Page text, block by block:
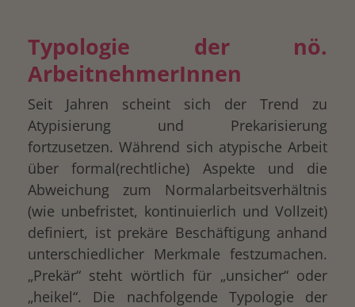
Typologie der nö.
ArbeitnehmerInnen
Seit Jahren scheint sich der Trend zu
Atypisierung und Prekarisierung
fortzusetzen. Während sich atypische Arbeit
über formal(rechtliche) Aspekte und die
Abweichung zum Normalarbeitsverhältnis
(wie unbefristet, kontinuierlich und Vollzeit)
definiert, ist prekäre Beschäftigung anhand
unterschiedlicher Merkmale festzumachen.
„Prekär“ steht wörtlich für „unsicher“ oder
„heikel“. Die nachfolgende Typologie der